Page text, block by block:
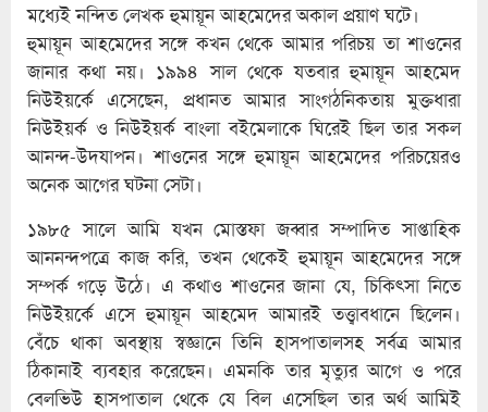
মধ্যেই নন্দিত লেখক হুমায়ূন আহমেদের অকাল প্রয়াণ ঘটে।
হুমায়ূন আহমেদের সঙ্গে কখন থেকে আমার পরিচয় তা শাওনের
জানার কথা নয়। ১৯৯৪ সাল থেকে যতবার হুমায়ূন আহমেদ
নিউইয়র্কে এসেছেন, প্রধানত আমার সাংগঠনিকতায় মুক্তধারা
নিউইয়র্ক ও নিউইয়র্ক বাংলা বইমেলাকে ঘিরেই ছিল তার সকল
আনন্দ-উদযাপন। শাওনের সঙ্গে হুমায়ূন আহমেদের পরিচয়েরও
অনেক আগের ঘটনা সেটা।
১৯৮৫ সালে আমি যখন মোস্তফা জব্বার সম্পাদিত সাপ্তাহিক
আননন্দপত্রে কাজ করি, তখন থেকেই হুমায়ূন আহমেদের সঙ্গে
সম্পর্ক গড়ে উঠে। এ কথাও শাওনের জানা যে, চিকিৎসা নিতে
নিউইয়র্কে এসে হুমায়ূন আহমেদ আমারই তত্ত্বাবধানে ছিলেন।
বেঁচে থাকা অবস্থায় স্বজ্ঞানে তিনি হাসপাতালসহ সর্বত্র আমার
ঠিকানাই ব্যবহার করেছেন। এমনকি তার মৃত্যুর আগে ও পরে
বেলভিউ হাসপাতাল থেকে যে বিল এসেছিল তার অর্থ আমিই